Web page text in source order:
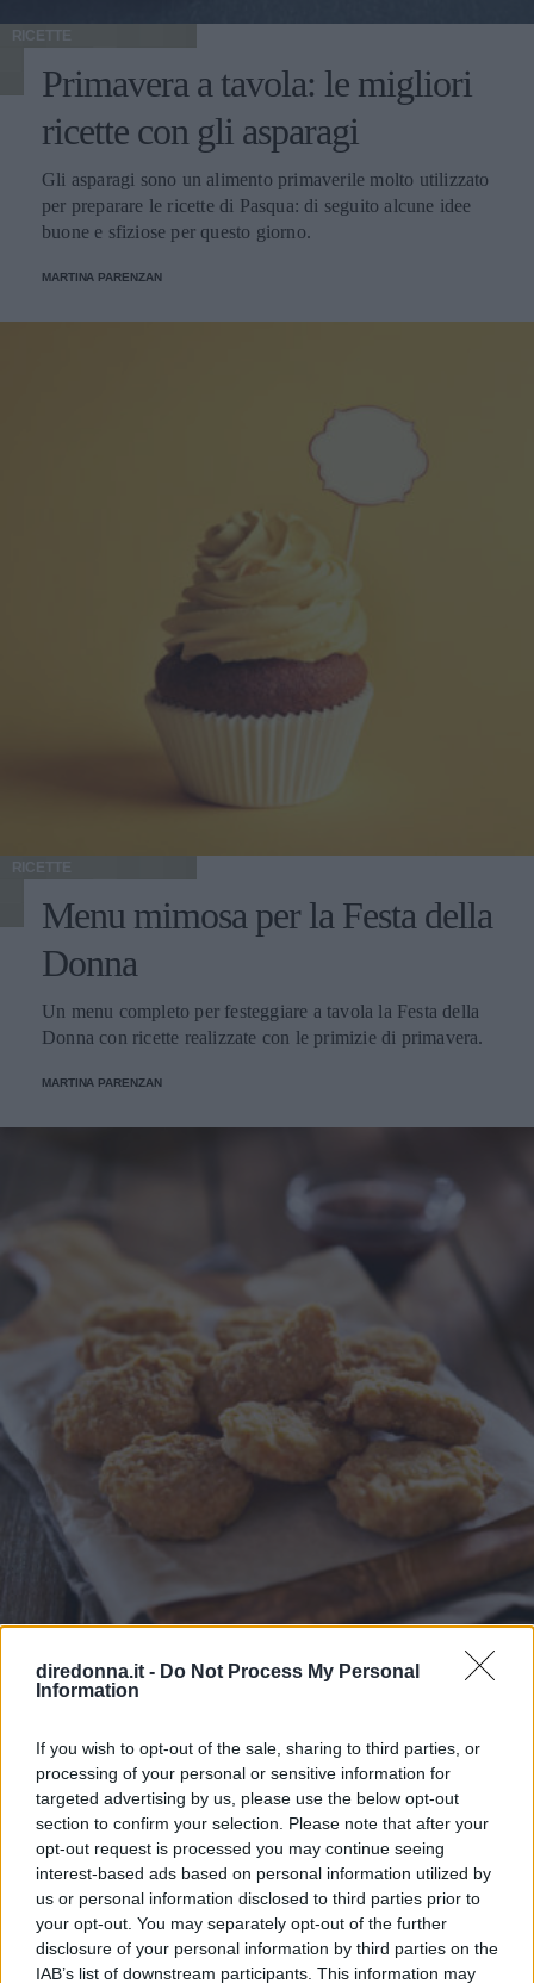
diredonna.it - Do Not Process My Personal
Information
If you wish to opt-out of the sale, sharing to third parties, or
processing of your personal or sensitive information for
targeted advertising by us, please use the below opt-out
section to confirm your selection. Please note that after your
opt-out request is processed you may continue seeing
interest-based ads based on personal information utilized by
us or personal information disclosed to third parties prior to
your opt-out. You may separately opt-out of the further
disclosure of your personal information by third parties on the
IAB’s list of downstream participants. This information may
RICETTE
Primavera a tavola: le migliori
ricette con gli asparagi
Gli asparagi sono un alimento primaverile molto utilizzato
per preparare le ricette di Pasqua: di seguito alcune idee
buone e sfiziose per questo giorno.
MARTINA PARENZAN
RICETTE
Menu mimosa per la Festa della
Donna
Un menu completo per festeggiare a tavola la Festa della
Donna con ricette realizzate con le primizie di primavera.
MARTINA PARENZAN
RICETTE
5 ricette di Carnevale salate ideali da cucinare per buffet e
feste in maschera, anche con bambini, con sfiziosi finger
food.
MARTINA PARENZAN